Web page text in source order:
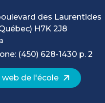
des Laurentides
H7K 2J8
(450) 628-1430 p. 2
web de l'école